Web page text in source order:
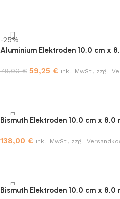
-25%
Aluminium Elektroden 10,0 cm x
79,00€ 59,25 € inkl. MwSt., zzgl.
Bismuth Elektroden 10,0 cm x 8,0
138,00 € inkl. MwSt., zzgl.
Bismuth Elektroden 10,0 cm x